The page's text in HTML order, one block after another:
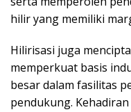
hilir yang memiliki
Hilirisasi juga
memperkuat basis
besar dalam fasilitas
pendukung.